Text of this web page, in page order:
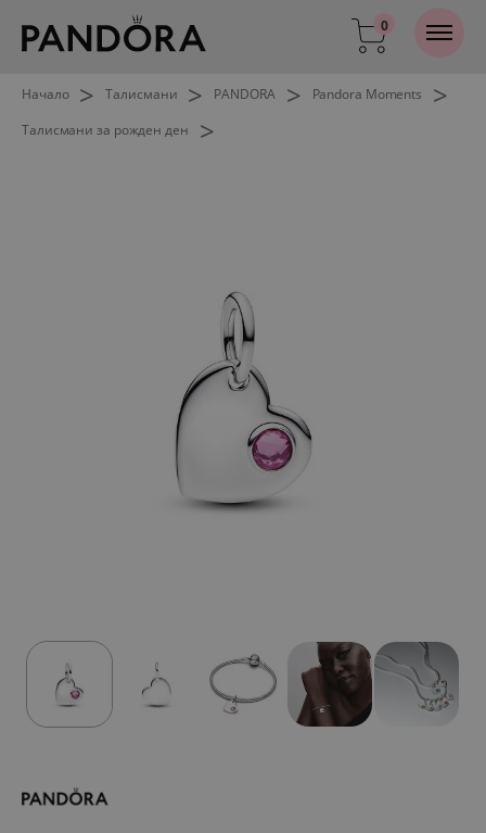
0
Начало > Талисмани > PANDORA > Pandora Moments >
Талисмани за рожден ден >